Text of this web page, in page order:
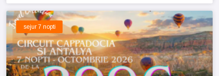
sejur 7 nopti